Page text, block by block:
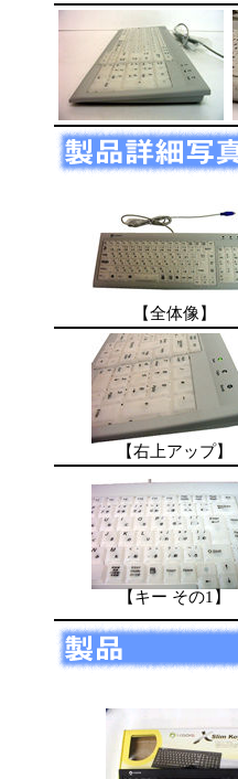
【全体像】
【右上アップ】
【キー その1】